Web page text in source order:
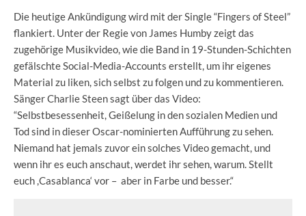
Die heutige Ankündigung wird mit der Single “Fingers of Steel”
flankiert. Unter der Regie von James Humby zeigt das
zugehörige Musikvideo, wie die Band in 19-Stunden-Schichten
gefälschte Social-Media-Accounts erstellt, um ihr eigenes
Material zu liken, sich selbst zu folgen und zu kommentieren.
Sänger Charlie Steen sagt über das Video:
“Selbstbesessenheit, Geißelung in den sozialen Medien und
Tod sind in dieser Oscar-nominierten Aufführung zu sehen.
Niemand hat jemals zuvor ein solches Video gemacht, und
wenn ihr es euch anschaut, werdet ihr sehen, warum. Stellt
euch ,Casablanca‘ vor – aber in Farbe und besser.“